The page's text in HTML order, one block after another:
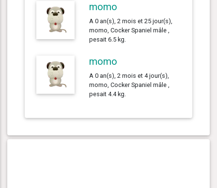
momo
A 0 an(s), 2 mois et 25 jour(s),
momo, Cocker Spaniel mâle ,
pesait 6.5 kg.
momo
A 0 an(s), 2 mois et 4 jour(s),
momo, Cocker Spaniel mâle ,
pesait 4.4 kg.